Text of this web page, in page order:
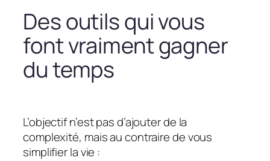
Des outils qui vous
font vraiment gagner
du temps
L’objectif n’est pas d’ajouter de la
complexité, mais au contraire de vous
simplifier la vie :